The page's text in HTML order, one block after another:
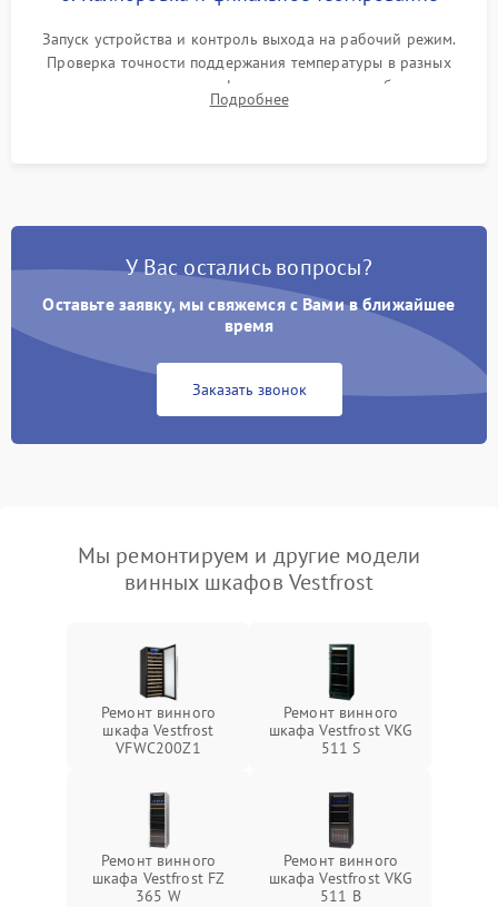
Запуск устройства и контроль выхода на рабочий режим.
Проверка точности поддержания температуры в разных
климатических зонах шкафа, оценка уровня стабильности
влажности и полного отсутствия вибраций корпуса.
Подробнее
У Вас остались вопросы?
Оставьте заявку, мы свяжемся с Вами в ближайшее
время
Заказать звонок
Мы ремонтируем и другие модели
винных шкафов Vestfrost
Ремонт винного
шкафа Vestfrost
VFWC200Z1
Ремонт винного
шкафа Vestfrost VKG
511 S
Ремонт винного
шкафа Vestfrost FZ
365 W
Ремонт винного
шкафа Vestfrost VKG
511 B